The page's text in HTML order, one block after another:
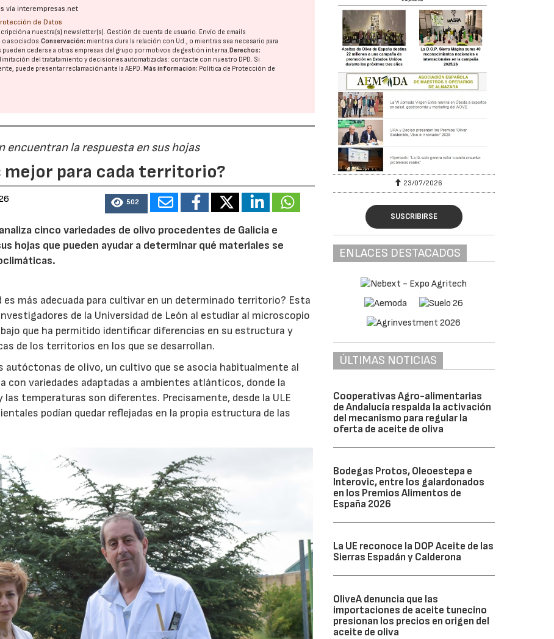
vía interempresas.net
de Datos
a nuestra(s) newsletter(s). Gestión de cuenta de usuario. Envío de emails
o asociados.Conservación: mientras dure la relación con Ud., o mientras sea necesario para
pueden cederse a otras empresas del grupo por motivos de gestión interna. Derechos:
del tratatamiento y decisiones automatizadas: contacte con nuestro DPD. Si
puede presentar reclamación ante laAEPD. Más información: Política de Protección de
encuentran la respuesta en sus hojas
mejor para cada territorio?
502
analiza cinco variedades de olivo procedentes de Galicia e
hojas que pueden ayudar a determinar qué materiales se
es más adecuada para cultivar en un determinado territorio? Esta
de la Universidad de León al estudiar al microscopio
que ha permitido identificar diferencias en su estructura y
de los territorios en los que se desarrollan.
autóctonas de olivo, un cultivo que se asocia habitualmente al
con variedades adaptadas a ambientes atlánticos, donde la
temperaturas son diferentes. Precisamente, desde la ULE
podían quedar reflejadas en la propia estructura de las
23/07/2026
SUSCRIBIRSE
ENLACES DESTACADOS
ÚLTIMAS NOTICIAS
Cooperativas Agro-alimentarias
de Andalucía respalda la activación
del mecanismo para regular la
oferta de aceite de oliva
Bodegas Protos, Oleoestepa e
Interovic, entre los galardonados
en los Premios Alimentos de
España 2026
La UE reconoce la DOP Aceite de las
Sierras Espadán y Calderona
OliveA denuncia que las
importaciones de aceite tunecino
presionan los precios en origen del
aceite de oliva